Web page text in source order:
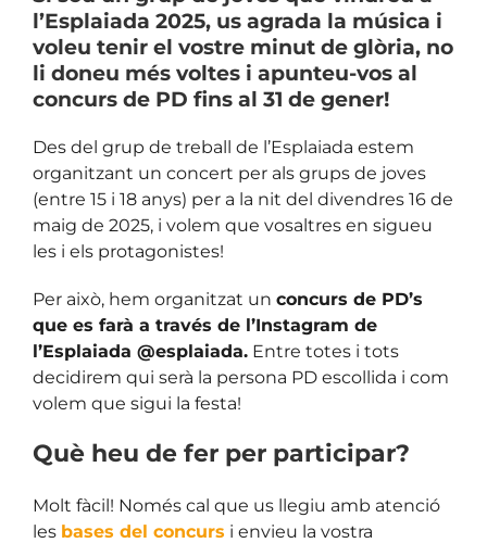
l’Esplaiada 2025, us agrada la música i
voleu tenir el vostre minut de glòria, no
li doneu més voltes i apunteu-vos al
concurs de PD fins al 31 de gener!
Des del grup de treball de l’Esplaiada estem
organitzant un concert per als grups de joves
(entre 15 i 18 anys) per a la nit del divendres 16 de
maig de 2025, i volem que vosaltres en sigueu
les i els protagonistes!
Per això, hem organitzat un concurs de PD’s
que es farà a través de l’Instagram de
l’Esplaiada @esplaiada.Entre totes i tots
decidirem qui serà la persona PD escollida i com
volem que sigui la festa!
Què heu de fer per participar?
Molt fàcil! Només cal que us llegiu amb atenció
les bases del concurs i envieu la vostra